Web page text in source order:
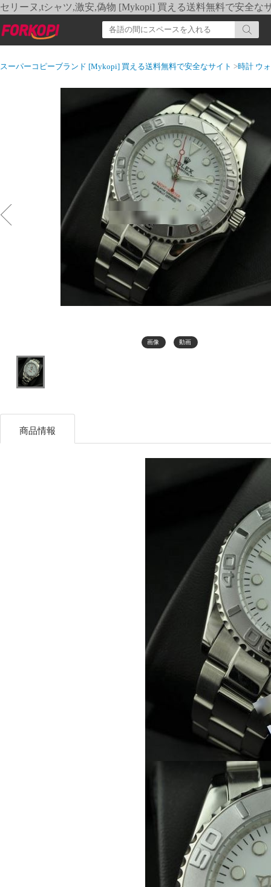
セリーヌ,tシャツ,激安,偽物 [Mykopi] 買える送料無料で安全な
スーパーコピーブランド [Mykopi] 買える送料無料で安全なサイト >時計 ウ
画像 動画
商品情報